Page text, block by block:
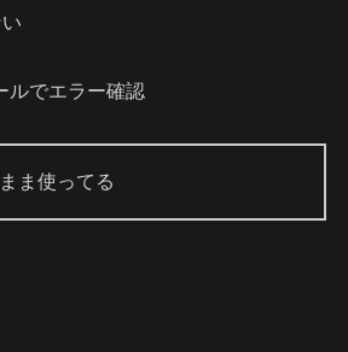
ルでエラー確認
ま使ってる